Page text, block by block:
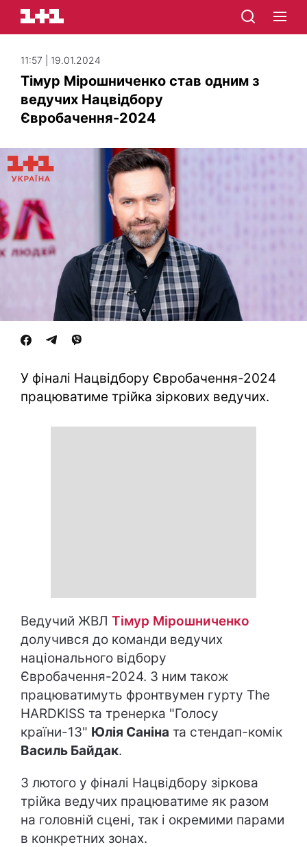
11:57 | 19.01.2024
Тімур Мірошниченко став одним з
ведучих Нацвідбору
Євробачення-2024
У фіналі Нацвідбору Євробачення-2024
працюватиме трійка зіркових ведучих.
Ведучий ЖВЛ Тімур Мірошниченко
долучився до команди ведучих
національного відбору
Євробачення-2024. З ним також
працюватимуть фронтвумен гурту The
HARDKISS та тренерка "Голосу
країни-13" Юлія Саніна та стендап-комік
Василь Байдак.
3 лютого у фіналі Нацвідбору зіркова
трійка ведучих працюватиме як разом
на головній сцені, так і окремими парами
в конкретних зонах.